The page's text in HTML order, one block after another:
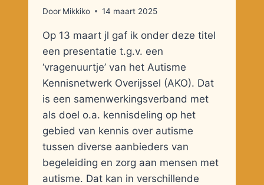
Door Mikkiko 14 maart 2025
Op 13 maart jl gaf ik onder deze titel
een presentatie t.g.v. een
‘vragenuurtje’ van het Autisme
Kennisnetwerk Overijssel (AKO). Dat
is een samenwerkingsverband met
als doel o.a. kennisdeling op het
gebied van kennis over autisme
tussen diverse aanbieders van
begeleiding en zorg aan mensen met
autisme. Dat kan in verschillende